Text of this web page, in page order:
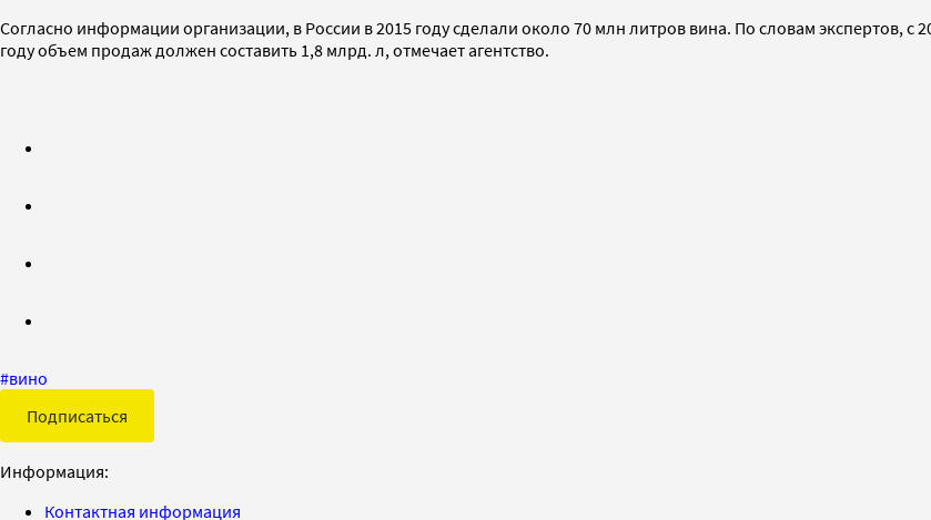
Согласно информации организации, в России в 2015 году сделали около 70 млн литров вина. По словам экспертов, с
году объем продаж должен составить 1,8 млрд. л, отмечает агентство.
#вино
Подписаться
Информация:
Контактная информация